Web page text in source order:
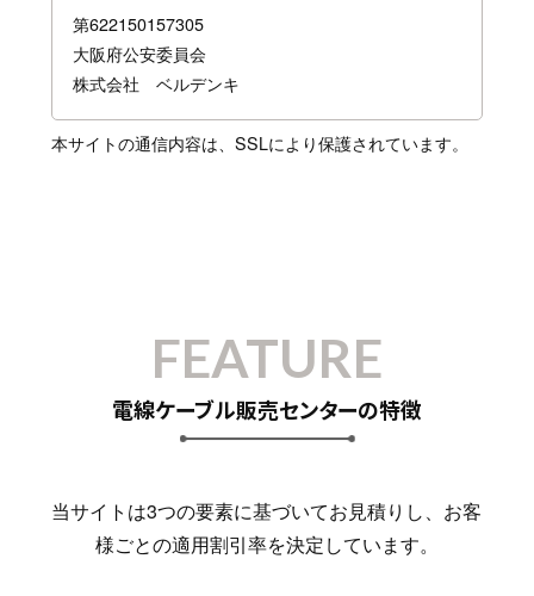
第622150157305
大阪府公安委員会
株式会社 ベルデンキ
本サイトの通信内容は、SSLにより保護されています。
FEATURE
電線ケーブル販売センターの特徴
当サイトは3つの要素に基づいてお見積りし、お客
様ごとの適用割引率を決定しています。